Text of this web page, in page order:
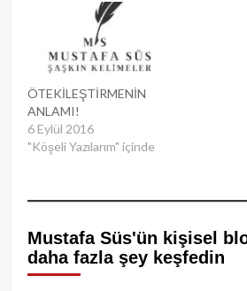
ÖTEKİLEŞTİRMENİN
ANLAMI!
6 Eylül 2016
"Köşeli Yazılarım" içinde
Mustafa Süs'ün kişisel
daha fazla şey keşfedin